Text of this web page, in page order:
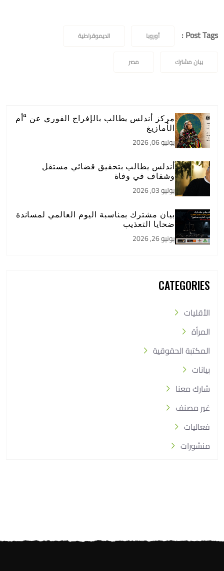
Post Tags : أوروبا الديموقراطية
بيان مشترك مصر
مركز أندلس يطالب بالإفراج الفوري عن “أم
الأمازيغ
يوليو 06, 2026
أندلس يطالب بتحقيق قضائي مستقل
وشفاف في وفاة
يوليو 03, 2026
بيان مشترك بمناسبة اليوم العالمي لمساندة
ضحايا التعذيب
يونيو 26, 2026
CATEGORIES
الأقليات
المرأة
المكتبة الحقوقية
بيانات
شارك معنا
غير مصنف
فعاليات
منشورات